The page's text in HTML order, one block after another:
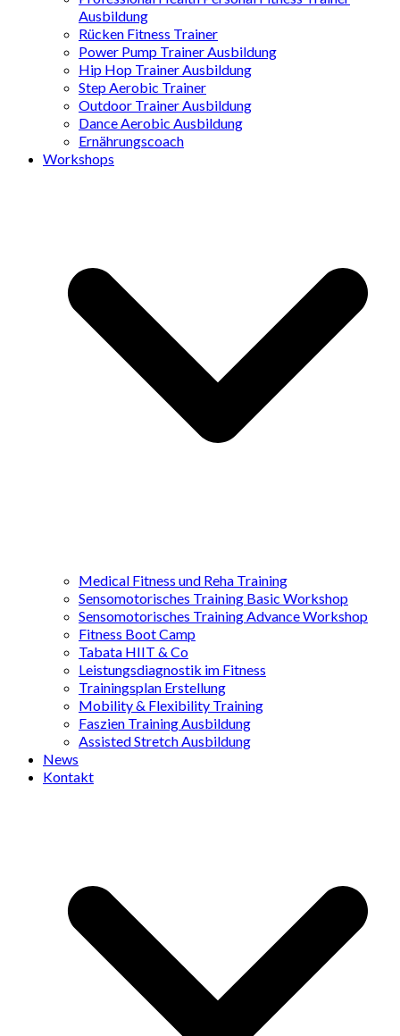
Ausbildung
Rücken Fitness Trainer
Power Pump Trainer Ausbildung
Hip Hop Trainer Ausbildung
Step Aerobic Trainer
Outdoor Trainer Ausbildung
Dance Aerobic Ausbildung
Ernährungscoach
Workshops
Medical Fitness und Reha Training
Sensomotorisches Training Basic Workshop
Sensomotorisches Training Advance Workshop
Fitness Boot Camp
Tabata HIIT & Co
Leistungsdiagnostik im Fitness
Trainingsplan Erstellung
Mobility & Flexibility Training
Faszien Training Ausbildung
Assisted Stretch Ausbildung
News
Kontakt